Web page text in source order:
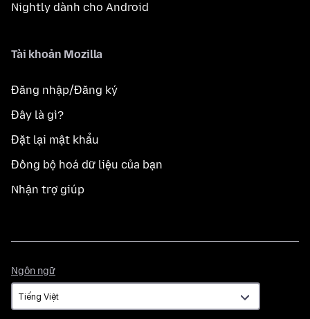
Nightly dành cho Android
Tài khoản Mozilla
Đăng nhập/Đăng ký
Đây là gì?
Đặt lại mật khẩu
Đồng bộ hoá dữ liệu của bạn
Nhận trợ giúp
Ngôn ngữ
ngữ